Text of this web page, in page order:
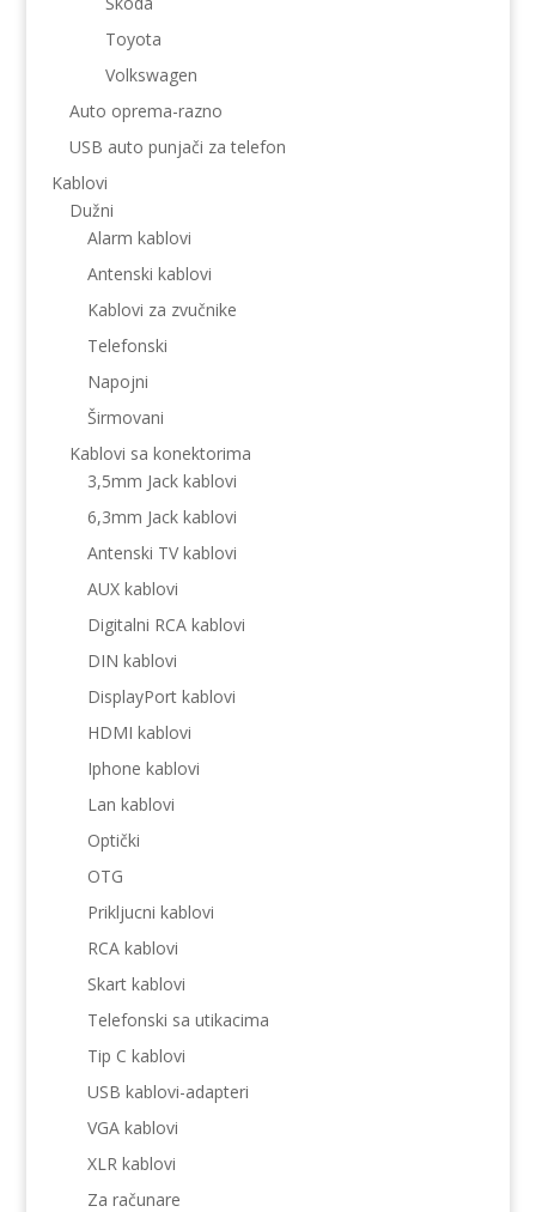
Toyota
Volkswagen
Auto oprema-razno
USB auto punjači za telefon
Kablovi
Dužni
Alarm kablovi
Antenski kablovi
Kablovi za zvučnike
Telefonski
Napojni
Širmovani
Kablovi sa konektorima
3,5mm Jack kablovi
6,3mm Jack kablovi
Antenski TV kablovi
AUX kablovi
Digitalni RCA kablovi
DIN kablovi
DisplayPort kablovi
HDMI kablovi
Iphone kablovi
Lan kablovi
Optički
OTG
Prikljucni kablovi
RCA kablovi
Skart kablovi
Telefonski sa utikacima
Tip C kablovi
USB kablovi-adapteri
VGA kablovi
XLR kablovi
Za računare